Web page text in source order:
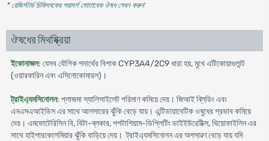
* রেজিস্টার্ড চিকিৎসকের পরামর্শ মোতাবেক ঔষধ সেবন করুন'
ঔষধের মিথষ্ক্রিয়া
ইকোনাজল: যেসব যৌগিক পদার্থের বিপাক CYP3A4/2C9 ধারা হয়, মুখে এটিকোয়াগুলান্ট
(ওয়ারফারিন এবং এসিনোকোমারল)।
ট্রাইএ্যমসিনোলন: প্লাজমা স্যালিসাইলেট পরিমাণ কমিয়ে দেয়। জিআই ব্লিডিং এবং
এনএসএআইডিস এর সাথে আলসারের ঝুঁকি বেড়ে যায়। এন্টিডায়াবেটিক ওষুধের প্রভাব কমিয়ে
দেয়। এমফোটেরিসিন বি, বিটা-ব্লকার, পপটাশিয়াম-ডিপ্লিটিং ডাইইউরেটিক্স, থিয়োফাইলিন এর
সাথে হাইপারকেলেমিয়ার ঝুঁকি বাড়িয়ে দেয়। ট্রাইএ্যমসিনোলন এর অপসাৱণ বেড়ে যায় যদি